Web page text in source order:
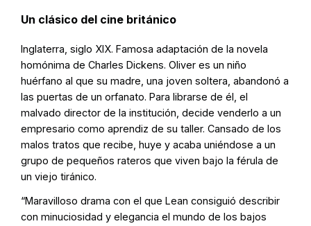
Un clásico del cine británico
Inglaterra, siglo XIX. Famosa adaptación de la novela
homónima de Charles Dickens. Oliver es un niño
huérfano al que su madre, una joven soltera, abandonó a
las puertas de un orfanato. Para librarse de él, el
malvado director de la institución, decide venderlo a un
empresario como aprendiz de su taller. Cansado de los
malos tratos que recibe, huye y acaba uniéndose a un
grupo de pequeños rateros que viven bajo la férula de
un viejo tiránico.
“Maravilloso drama con el que Lean consiguió describir
con minuciosidad y elegancia el mundo de los bajos